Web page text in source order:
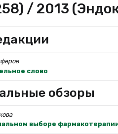
/ 2013
слово
обзоры
выборе